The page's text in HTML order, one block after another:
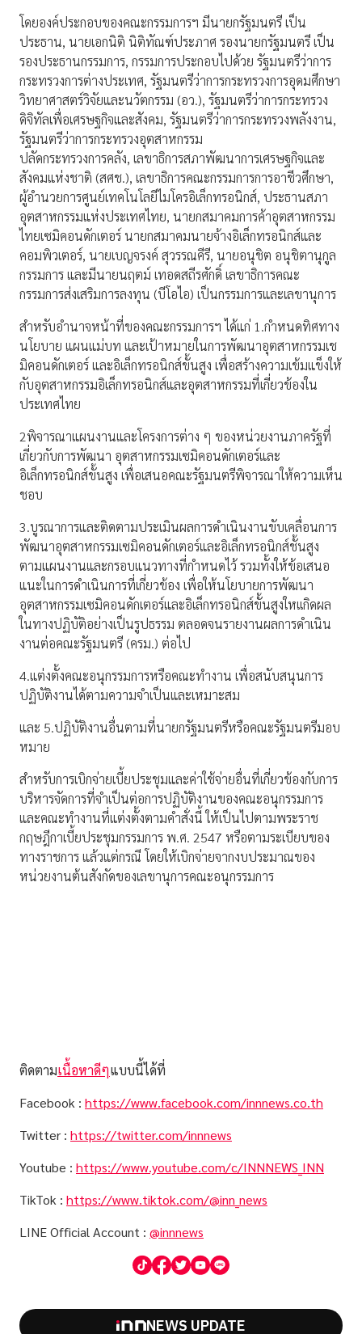
โดยองค์ประกอบของคณะกรรมการฯ มีนายกรัฐมนตรี เป็น
ประธาน, นายเอกนิติ นิติทัณฑ์ประภาศ รองนายกรัฐมนตรี เป็น
รองประธานกรรมการ, กรรมการประกอบไปด้วย รัฐมนตรีว่าการ
กระทรวงการต่างประเทศ, รัฐมนตรีว่าการกระทรวงการอุดมศึกษา
วิทยาศาสตร์วิจัยและนวัตกรรม (อว.), รัฐมนตรีว่าการกระทรวง
ดิจิทัลเพื่อเศรษฐกิจและสังคม, รัฐมนตรีว่าการกระทรวงพลังงาน,
รัฐมนตรีว่าการกระทรวงอุตสาหกรรม
ปลัดกระทรวงการคลัง, เลขาธิการสภาพัฒนาการเศรษฐกิจและ
สังคมแห่งชาติ (สศช.), เลขาธิการคณะกรรมการการอาชีวศึกษา,
ผู้อำนวยการศูนย์เทคโนโลยีไมโครอิเล็กทรอนิกส์, ประธานสภา
อุตสาหกรรมแห่งประเทศไทย, นายกสมาคมการค้าอุตสาหกรรม
ไทยเซมิคอนดักเตอร์ นายกสมาคมนายจ้างอิเล็กทรอนิกส์และ
คอมพิวเตอร์, นายเบญจรงค์ สุวรรณคีรี, นายอนุชิต อนุชิตานุกูล
กรรมการ และมีนายนฤตม์ เทอดสถีรศักดิ์ เลขาธิการคณะ
กรรมการส่งเสริมการลงทุน (บีโอไอ) เป็นกรรมการและเลขานุการ
สำหรับอำนาจหน้าที่ของคณะกรรมการฯ ได้แก่ 1.กำหนดทิศทาง
นโยบาย แผนแม่บท และเป้าหมายในการพัฒนาอุตสาหกรรมเช
มิคอนดักเตอร์ และอิเล็กทรอนิกส์ขั้นสูง เพื่อสร้างความเข้มแข็งให้
กับอุตสาหกรรมอิเล็กทรอนิกส์และอุตสาหกรรมที่เกี่ยวข้องใน
ประเทศไทย
2พิจารณาแผนงานและโครงการต่าง ๆ ของหน่วยงานภาครัฐที่
เกี่ยวกับการพัฒนา อุตสาหกรรมเซมิคอนดักเตอร์และ
อิเล็กทรอนิกส์ขั้นสูง เพื่อเสนอคณะรัฐมนตรีพิจารณาให้ความเห็น
ชอบ
3.บูรณาการและติดตามประเมินผลการดำเนินงานขับเคลื่อนการ
พัฒนาอุตสาหกรรมเซมิคอนดักเตอร์และอิเล็กทรอนิกส์ชั้นสูง
ตามแผนงานและกรอบแนวทางที่กำหนดไว้ รวมทั้งให้ข้อเสนอ
แนะในการดำเนินการที่เกี่ยวข้อง เพื่อให้นโยบายการพัฒนา
อุตสาหกรรมเซมิคอนดักเตอร์และอิเล็กทรอนิกส์ขั้นสูงใหเเกิดผล
ในทางปฏิบัติอย่างเป็นรูปธรรม ตลอดจนรายงานผลการดำเนิน
งานต่อคณะรัฐมนตรี (ครม.) ต่อไป
4.แต่งตั้งคณะอนุกรรมการหรือคณะทำงาน เพื่อสนับสนุนการ
ปฏิบัติงานได้ตามความจำเป็นและเหมาะสม
และ 5.ปฏิบัติงานอื่นตามที่นายกรัฐมนตรีหรือคณะรัฐมนตรีมอบ
หมาย
สำหรับการเบิกจ่ายเบี้ยประชุมและค่าใช้จ่ายอื่นที่เกี่ยวข้องกับการ
บริหารจัดการที่จำเป็นต่อการปฏิบัติงานของคณะอนุกรรมการ
และคณะทำงานที่แต่งตั้งตามคำสั่งนี้ ให้เป็นไปตามพระราช
กฤษฎีกาเบี้ยประชุมกรรมการ พ.ศ. 2547 หรือตามระเบียบของ
ทางราชการ แล้วแต่กรณี โดยให้เบิกจ่ายจากงบประมาณของ
หน่วยงานต้นสังกัดของเลขานุการคณะอนุกรรมการ
ติดตามเนื้อหาดีๆแบบนี้ได้ที่
Facebook : https://www.facebook.com/innnews.co.th
Twitter : https://twitter.com/innnews
Youtube : https://www.youtube.com/c/INNNEWS_INN
TikTok : https://www.tiktok.com/@inn_news
LINE Official Account : @innnews
NEWS UPDATE